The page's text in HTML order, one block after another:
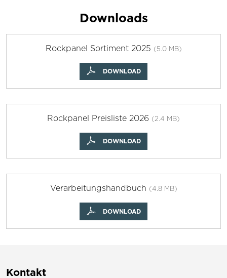
Downloads
Rockpanel Sortiment 2025 (5.0 MB)
DOWNLOAD
Rockpanel Preisliste 2026 (2.4 MB)
DOWNLOAD
Verarbeitungshandbuch (4.8 MB)
DOWNLOAD
Kontakt